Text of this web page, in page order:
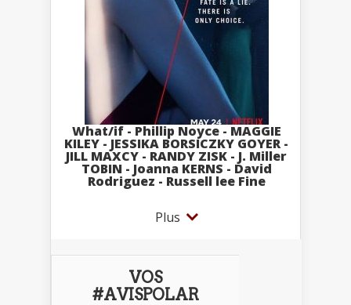
What/if - Phillip Noyce - MAGGIE
KILEY - JESSIKA BORSICZKY GOYER -
JILL MAXCY - RANDY ZISK - J. Miller
TOBIN - Joanna KERNS - David
Rodriguez - Russell lee Fine
Plus
VOS
#AVISPOLAR